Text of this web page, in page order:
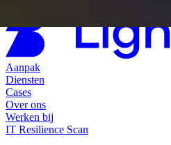
Aanpak
Diensten
Cases
Over ons
Werken bij
IT Resilience Scan